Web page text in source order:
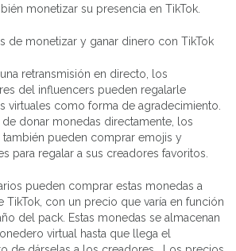
monetizar su presencia en TikTok.
retransmisión en directo, los
del influencers pueden regalarle
virtuales como forma de agradecimiento.
de donar monedas directamente, los
también pueden comprar emojis y
para regalar a sus creadores favoritos.
pueden comprar estas monedas a
TikTok, con un precio que varía en función
del pack. Estas monedas se almacenan
virtual hasta que llega el